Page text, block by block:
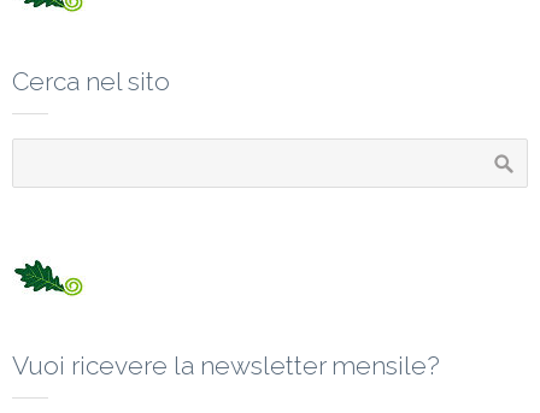
Cerca nel sito
Vuoi ricevere la newsletter mensile?